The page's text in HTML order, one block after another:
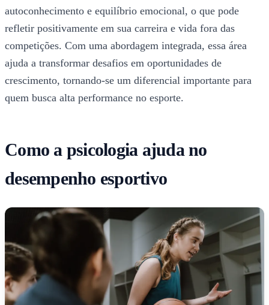
autoconhecimento e equilíbrio emocional, o que pode
refletir positivamente em sua carreira e vida fora das
competições. Com uma abordagem integrada, essa área
ajuda a transformar desafios em oportunidades de
crescimento, tornando-se um diferencial importante para
quem busca alta performance no esporte.
Como a psicologia ajuda no
desempenho esportivo